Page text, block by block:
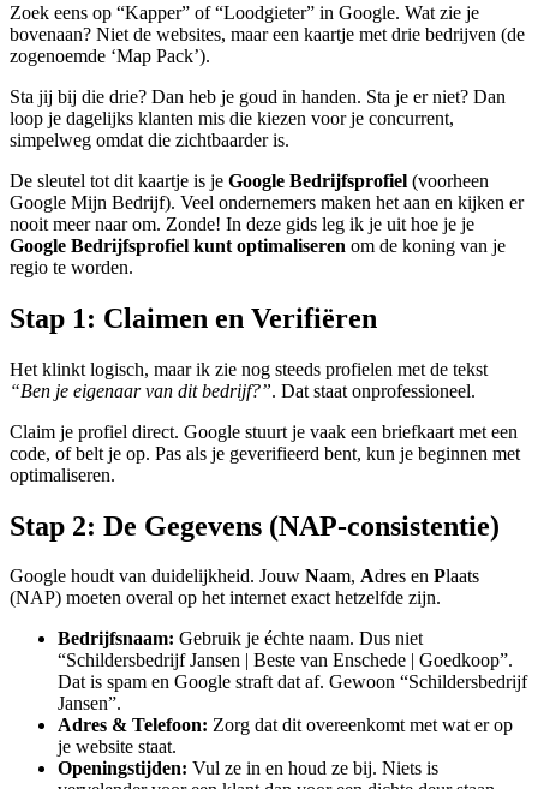
Zoek eens op “Kapper” of “Loodgieter” in Google. Wat zie je
bovenaan? Niet de websites, maar een kaartje met drie bedrijven (de
zogenoemde ‘Map Pack’).
Sta jij bij die drie? Dan heb je goud in handen. Sta je er niet? Dan
loop je dagelijks klanten mis die kiezen voor je concurrent,
simpelweg omdat die zichtbaarder is.
De sleutel tot dit kaartje is je Google Bedrijfsprofiel (voorheen
Google Mijn Bedrijf). Veel ondernemers maken het aan en kijken er
nooit meer naar om. Zonde! In deze gids leg ik je uit hoe je je
Google Bedrijfsprofiel kunt optimaliseren om de koning van je
regio te worden.
Stap 1: Claimen en Verifiëren
Het klinkt logisch, maar ik zie nog steeds profielen met de tekst
“Ben je eigenaar van dit bedrijf?”. Dat staat onprofessioneel.
Claim je profiel direct. Google stuurt je vaak een briefkaart met een
code, of belt je op. Pas als je geverifieerd bent, kun je beginnen met
optimaliseren.
Stap 2: De Gegevens (NAP-consistentie)
Google houdt van duidelijkheid. Jouw Naam, Adres en Plaats
(NAP) moeten overal op het internet exact hetzelfde zijn.
Bedrijfsnaam: Gebruik je échte naam. Dus niet
“Schildersbedrijf Jansen | Beste van Enschede | Goedkoop”.
Dat is spam en Google straft dat af. Gewoon “Schildersbedrijf
Jansen”.
Adres & Telefoon: Zorg dat dit overeenkomt met wat er op
je website staat.
Openingstijden: Vul ze in en houd ze bij. Niets is